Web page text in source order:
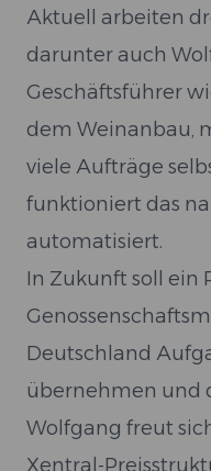
Aktuell arbeiten
darunter auch
Geschäftsführer
dem Weinanbau,
viele Aufträge
funktioniert das
automatisiert.
In Zukunft soll ein
Deutschland
übernehmen und
Wolfgang freut
Xentral-